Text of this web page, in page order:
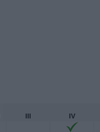
III
IV